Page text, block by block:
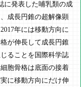
に発表した哺乳類の成
成長円錐の超解像顕
年には移動方向に
が伸長して成長円錐
ることを国際科学誌
細胞骨格は底面の接着
に移動方向にだけ伸